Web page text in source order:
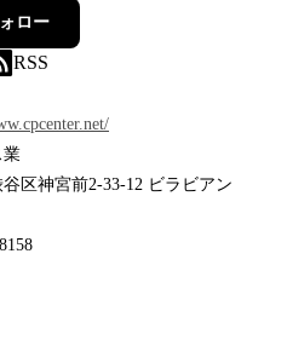
ロー
RSS
業
区神宮前2-33-12 ビラビアン